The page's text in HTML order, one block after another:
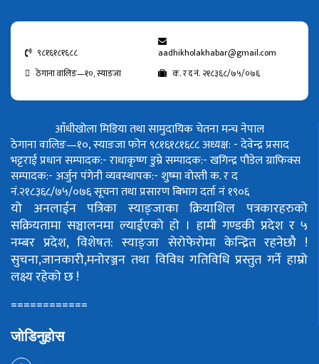
९८१६१८१६८८
aadhikholakhabar@gmail.com
ठेगाना वालिङ—१०, स्याङजा
क. र द नं. २१८३६८/७५/०७६
आँधीखोला मिडिया तथा सामुदायिक चेतना मन्च नेपाल
ठेगाना वालिङ—१०, स्याङजा फोन ९८१६१८१६८८अध्यक्ष: - देवेन्द्र प्रसाद
भट्टराईप्रधान सम्पादक:- राधाकृष्ण डुम्रेसम्पादक:- खगिन्द्र पौडेलग्राफिक्स
सम्पादक:- अर्जुन पंगेनीव्यवस्थापक:- शुष्मा वोस्तीक. र द
नं.२१८३६८/७५/०७६सूचना तथा प्रसारण बिभाग दर्ता नं १९०६
यो अनलाईन पत्रिका स्याङ्जाका क्रियाशिल पत्रकारहरुको
सक्रियतामा सञ्चालनमा ल्याईएको हो । हामी गण्डकी प्रदेश र ५
नम्बर प्रदेश, विशेषत: स्याङ्जा सेरोफेरोमा केन्द्रित रहनेछौ !
सुचना,जानकारी,मनोरञ्जन तथा विविध गतिविधि प्रस्तुत गर्ने हाम्रो
लक्ष्य रहेको छ !
============
जोडिनुहोस